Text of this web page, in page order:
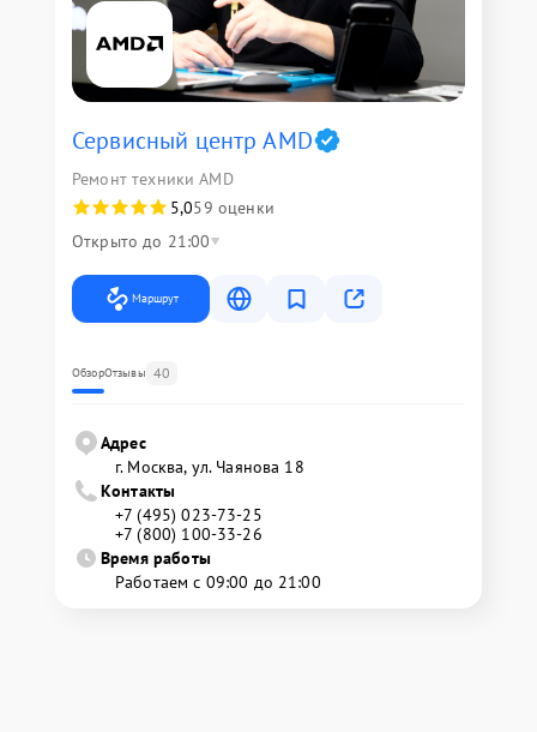
Сервисный центр AMD
Ремонт техники AMD
5,059 оценки
Открыто до 21:00
Маршрут
ОбзорОтзывы 40
Адрес
г. Москва, ул. Чаянова 18
Контакты
+7 (495) 023-73-25
+7 (800) 100-33-26
Время работы
Работаем с 09:00 до 21:00